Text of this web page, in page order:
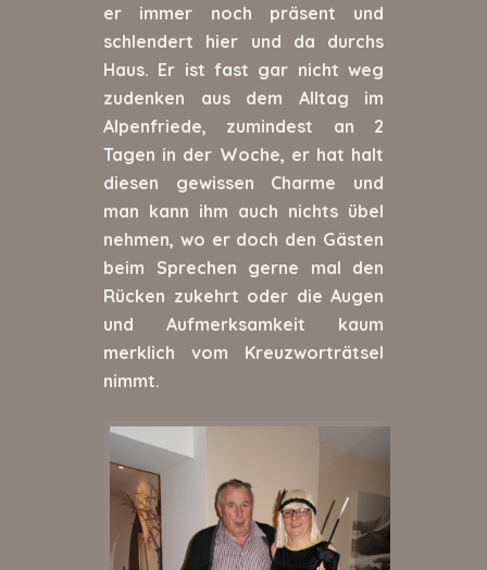
er immer noch präsent und
schlendert hier und da durchs
Haus. Er ist fast gar nicht weg
zudenken aus dem Alltag im
Alpenfriede, zumindest an 2
Tagen in der Woche, er hat halt
diesen gewissen Charme und
man kann ihm auch nichts übel
nehmen, wo er doch den Gästen
beim Sprechen gerne mal den
Rücken zukehrt oder die Augen
und Aufmerksamkeit kaum
merklich vom Kreuzworträtsel
nimmt.